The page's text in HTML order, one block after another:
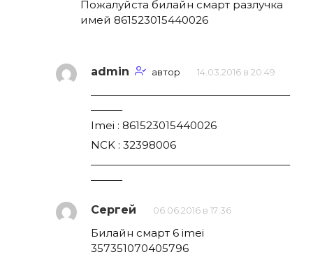
Пожалуйста билайн смарт разлучка
имей 861523015440026
admin автор 14.03.2016 в 20:49
———————————————————
———
Imei : 861523015440026
NCK : 32398006
———————————————————
———
Сергей 06.06.2016 в 17:36
Билайн смарт 6 imei
357351070405796